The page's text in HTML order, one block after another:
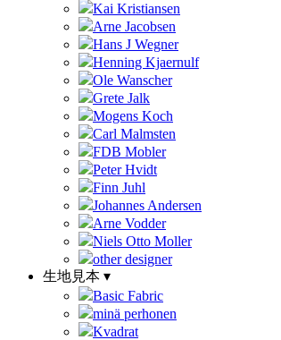
Kai Kristiansen
Arne Jacobsen
Hans J Wegner
Henning Kjaernulf
Ole Wanscher
Grete Jalk
Mogens Koch
Carl Malmsten
FDB Mobler
Peter Hvidt
Finn Juhl
Johannes Andersen
Arne Vodder
Niels Otto Moller
other designer
生地見本 ▾
Basic Fabric
minä perhonen
Kvadrat